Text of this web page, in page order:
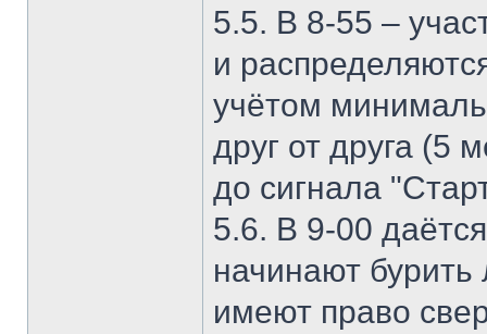
5.5. В 8-55 –
и
учётом
друг от друга (5
до сигнала
5.6. В 9-00
начинают бурить
имеют право